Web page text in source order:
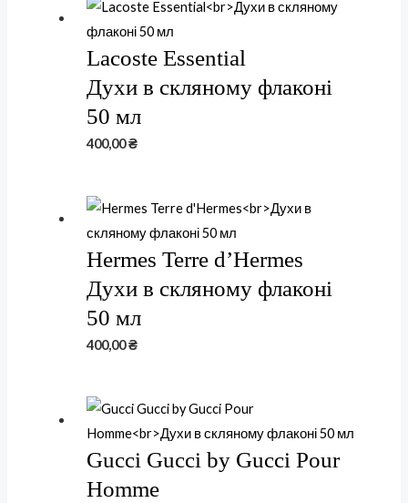
Lacoste Essential
Духи в скляному флаконі
50 мл
400,00₴
Hermes Terre d’Hermes
Духи в скляному флаконі
50 мл
400,00₴
Gucci Gucci by Gucci Pour
Homme